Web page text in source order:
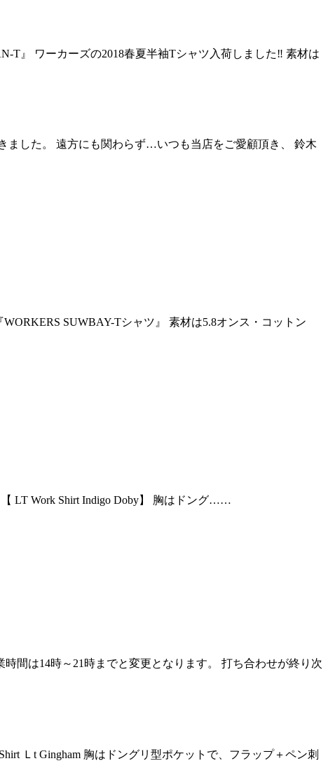
T』 ワーカーズの2018春夏半袖Tシャツ入荷しました‼︎ 素材は
ました。 遠方にも関わらず…いつも当店をご愛顧頂き、 鈴木
SUWBAY-Tシャツ』 素材は5.8オンス・コットン
LT Work Shirt Indigo Doby】 胸はドング……
間は14時～21時までと変更となります。 打ち合わせが終り次
Ｌt Gingham 胸はドングリ型ポケットで、フラップ＋ペン刺